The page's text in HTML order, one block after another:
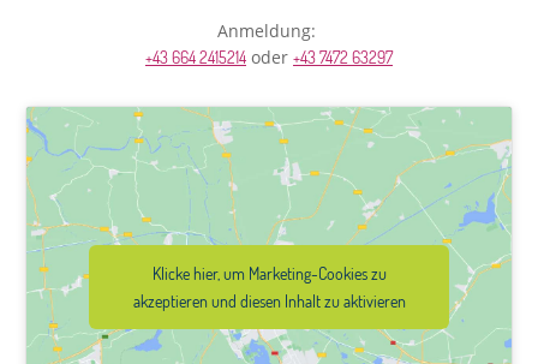
Anmeldung:
+43 664 2415214 oder +43 7472 63297
Klicke hier, um Marketing-Cookies zu
akzeptieren und diesen Inhalt zu aktivieren